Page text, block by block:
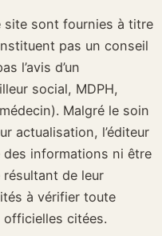
site sont fournies à titre
pas un conseil
l’avis d’un
social, MDPH,
Malgré le soin
actualisation, l’éditeur
des informations ni être
résultant de leur
à vérifier toute
citées.